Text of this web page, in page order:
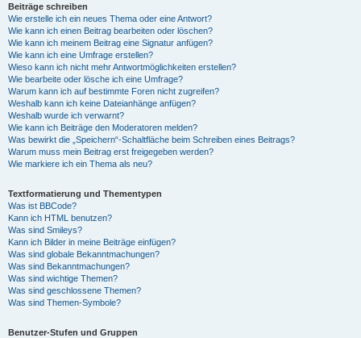
Beiträge schreiben
Wie erstelle ich ein neues Thema oder eine Antwort?
Wie kann ich einen Beitrag bearbeiten oder löschen?
Wie kann ich meinem Beitrag eine Signatur anfügen?
Wie kann ich eine Umfrage erstellen?
Wieso kann ich nicht mehr Antwortmöglichkeiten erstellen?
Wie bearbeite oder lösche ich eine Umfrage?
Warum kann ich auf bestimmte Foren nicht zugreifen?
Weshalb kann ich keine Dateianhänge anfügen?
Weshalb wurde ich verwarnt?
Wie kann ich Beiträge den Moderatoren melden?
Was bewirkt die „Speichern“-Schaltfläche beim Schreiben eines Beitrags?
Warum muss mein Beitrag erst freigegeben werden?
Wie markiere ich ein Thema als neu?
Textformatierung und Thementypen
Was ist BBCode?
Kann ich HTML benutzen?
Was sind Smileys?
Kann ich Bilder in meine Beiträge einfügen?
Was sind globale Bekanntmachungen?
Was sind Bekanntmachungen?
Was sind wichtige Themen?
Was sind geschlossene Themen?
Was sind Themen-Symbole?
Benutzer-Stufen und Gruppen